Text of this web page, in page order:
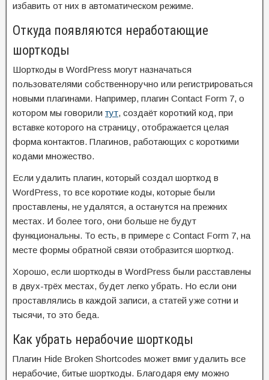
избавить от них в автоматическом режиме.
Откуда появляются неработающие
шорткоды
Шорткоды в WordPress могут назначаться
пользователями собственноручно или регистрироваться
новыми плагинами. Например, плагин Contact Form 7, о
котором мы говорили тут, создаёт короткий код, при
вставке которого на страницу, отображается целая
форма контактов. Плагинов, работающих с короткими
кодами множество.
Если удалить плагин, который создал шорткод в
WordPress, то все короткие коды, которые были
проставлены, не удалятся, а останутся на прежних
местах. И более того, они больше не будут
функциональны. То есть, в примере с Contact Form 7, на
месте формы обратной связи отобразится шорткод.
Хорошо, если шорткоды в WordPress были расставлены
в двух-трёх местах, будет легко убрать. Но если они
проставлялись в каждой записи, а статей уже сотни и
тысячи, то это беда.
Как убрать нерабочие шорткоды
Плагин Hide Broken Shortcodes может вмиг удалить все
нерабочие, битые шорткоды. Благодаря ему можно